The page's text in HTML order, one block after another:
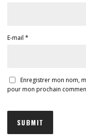
E-mail *
Enregistrer mon nom,
pour mon prochain